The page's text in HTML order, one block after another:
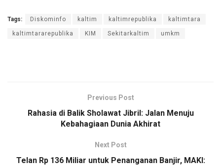
Tags: Diskominfo kaltim kaltimrepublika kaltimtara
kaltimtararepublika KIM Sekitarkaltim umkm
Previous Post
Rahasia di Balik Sholawat Jibril: Jalan Menuju
Kebahagiaan Dunia Akhirat
Next Post
Telan Rp 136 Miliar untuk Penanganan Banjir, MAKI: